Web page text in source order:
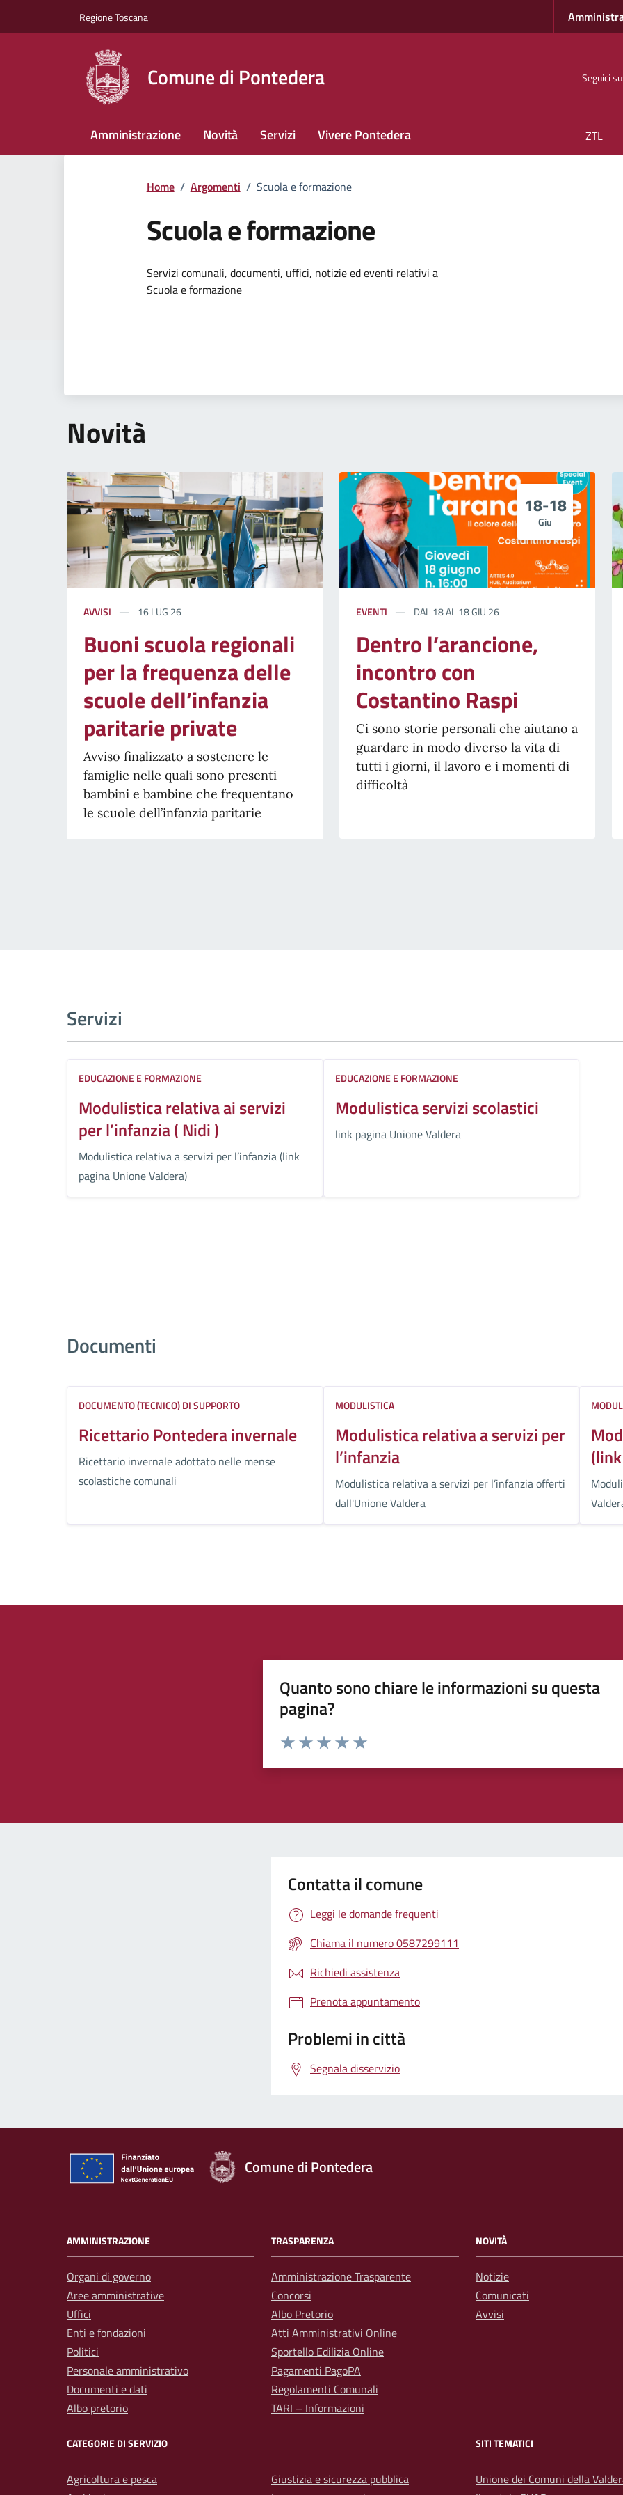
Regione Toscana
Comune di Pontedera Seguici su:
Amministrazione Novità Servizi Vivere Pontedera ZTL
Home / Argomenti / Scuola e formazione
Scuola e formazione
Dettagli dell'argomento
Servizi comunali, documenti, uffici, notizie ed eventi relativi a
Scuola e formazione
Novità
AVVISI 16 LUG 26
Buoni scuola regionali
per la frequenza delle
scuole dell’infanzia
paritarie private
Avviso finalizzato a sostenere le
famiglie nelle quali sono presenti
bambini e bambine che frequentano
le scuole dell’infanzia paritarie
18-18
Giu
EVENTI DAL 18 AL 18 GIU 26
Dentro l’arancione,
incontro con
Costantino Raspi
Ci sono storie personali che aiutano a
guardare in modo diverso la vita di
tutti i giorni, il lavoro e i momenti di
difficoltà
Servizi
EDUCAZIONE E FORMAZIONE
Modulistica relativa ai servizi
per l’infanzia ( Nidi )
Modulistica relativa a servizi per l’infanzia (link
pagina Unione Valdera)
EDUCAZIONE E FORMAZIONE
Modulistica servizi scolastici
link pagina Unione Valdera
Documenti
DOCUMENTO (TECNICO) DI SUPPORTO
Ricettario Pontedera invernale
Ricettario invernale adottato nelle mense
scolastiche comunali
MODULISTICA
Modulistica relativa a servizi per
l’infanzia
Modulistica relativa a servizi per l’infanzia offerti
dall'Unione Valdera
Quanto sono chiare le informazioni su questa
pagina?
Rating:
Contatta il comune
Leggi le domande frequenti
Chiama il numero 0587299111
Richiedi assistenza
Prenota appuntamento
Problemi in città
Segnala disservizio
Comune di Pontedera
AMMINISTRAZIONE
Organi di governo
Aree amministrative
Uffici
Enti e fondazioni
Politici
Personale amministrativo
Documenti e dati
Albo pretorio
TRASPARENZA
Amministrazione Trasparente
Concorsi
Albo Pretorio
Atti Amministrativi Online
Sportello Edilizia Online
Pagamenti PagoPA
Regolamenti Comunali
TARI – Informazioni
NOVITÀ
Notizie
Comunicati
Avvisi
CATEGORIE DI SERVIZIO
Agricoltura e pesca
Giustizia e sicurezza pubblica
SITI TEMATICI
Unione dei Comuni della